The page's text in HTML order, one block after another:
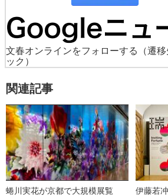
文春オンラインをフォローする
（遷
ック）
関連記事
蜷川実花が京都で大規模展覧
伊藤若